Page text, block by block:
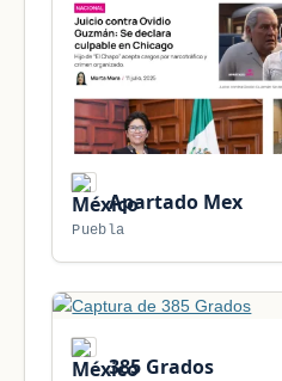
Apartado Mex
Puebla
385 Grados